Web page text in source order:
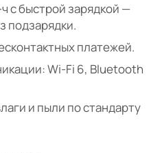
с быстрой зарядкой —
подзарядки.
платежей.
Wi-Fi 6, Bluetooth
и пыли по стандарту